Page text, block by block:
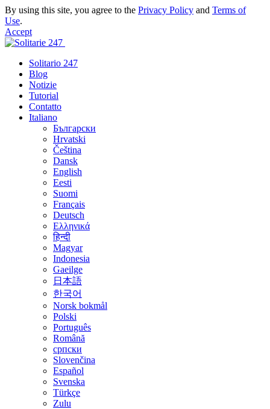
By using this site, you agree to the Privacy Policy and Terms of
Use.
Accept
Solitario 247
Blog
Notizie
Tutorial
Contatto
Italiano
Български
Hrvatski
Čeština
Dansk
English
Eesti
Suomi
Français
Deutsch
Ελληνικά
हिन्दी
Magyar
Indonesia
Gaeilge
日本語
한국어
Norsk bokmål
Polski
Português
Română
српски
Slovenčina
Español
Svenska
Türkçe
Zulu